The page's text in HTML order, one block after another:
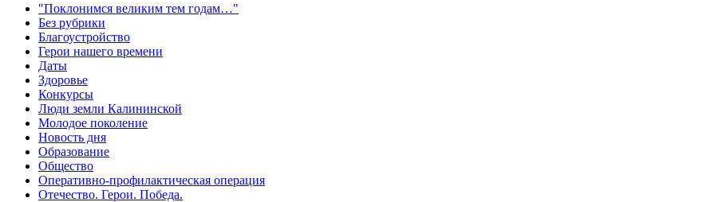
"Поклонимся великим тем годам…"
Без рубрики
Благоустройство
Герои нашего времени
Даты
Здоровье
Конкурсы
Люди земли Калининской
Молодое поколение
Новость дня
Образование
Общество
Оперативно-профилактическая операция
Отечество. Герои. Победа.